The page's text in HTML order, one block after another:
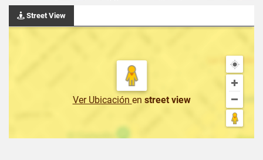
Street View
Ver Ubicación en street view